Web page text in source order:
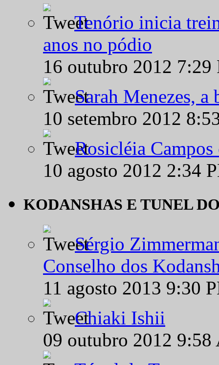
Tenório inicia
anos no pódio
16 outubro 2012
Sarah Menezes,
10 setembro 2012
Rosicléia
10 agosto 2012 2:34
KODANSHAS E TUNEL
Sérgio
Conselho dos
11 agosto 2013 9:30
Chiaki Ishii
09 outubro 2012